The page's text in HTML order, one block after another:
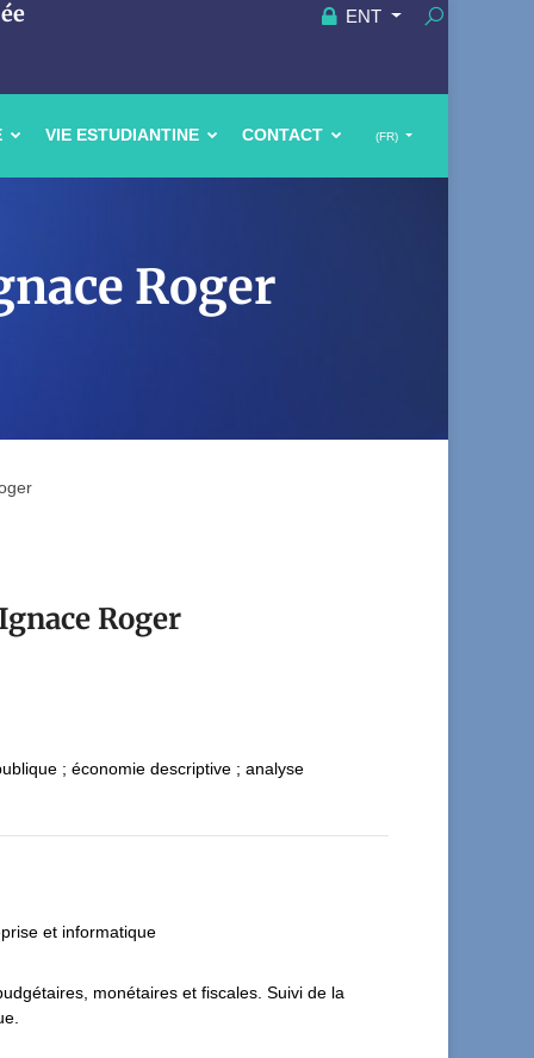
ENT
(FR)
VIE ESTUDIANTINE CONTACT
Roger
Roger
; économie descriptive ; analyse
et informatique
monétaires et fiscales. Suivi de la